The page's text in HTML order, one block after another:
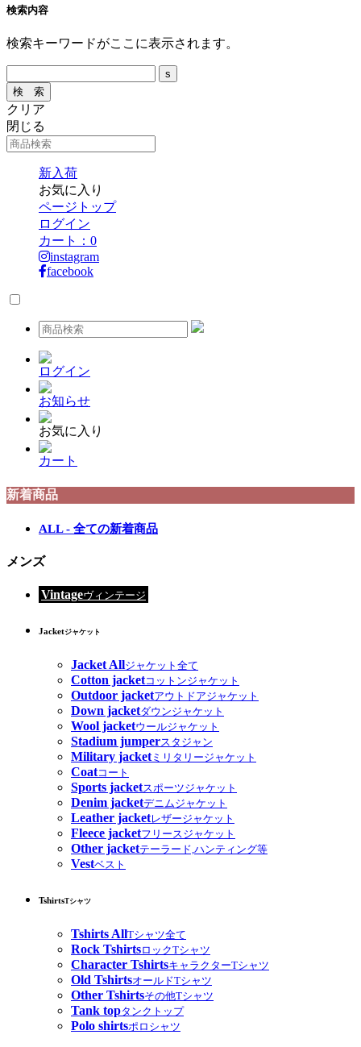
検索内容
検索キーワードがここに表示されます。
クリア
閉じる
新入荷
お気に入り
ページトップ
ログイン
カート： 0
instagram
facebook
ログイン
お知らせ
お気に入り
カート
新着商品
ALL - 全ての新着商品
メンズ
Vintageヴィンテージ
Jacketジャケット
Jacket Allジャケット全て
Cotton jacketコットンジャケット
Outdoor jacketアウトドアジャケット
Down jacketダウンジャケット
Wool jacketウールジャケット
Stadium jumperスタジャン
Military jacketミリタリージャケット
Coatコート
Sports jacketスポーツジャケット
Denim jacketデニムジャケット
Leather jacketレザージャケット
Fleece jacketフリースジャケット
Other jacketテーラード,ハンティング等
Vestベスト
TshirtsTシャツ
Tshirts AllTシャツ全て
Rock TshirtsロックTシャツ
Character TshirtsキャラクターTシャツ
Old TshirtsオールドTシャツ
Other Tshirtsその他Tシャツ
Tank topタンクトップ
Polo shirtsポロシャツ